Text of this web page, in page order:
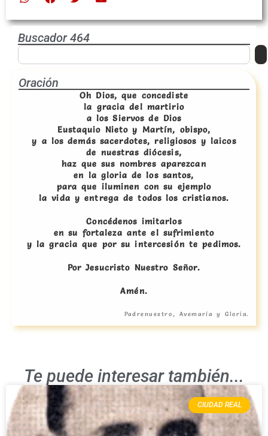
Buscador 464
Oración
Oh Dios, que concediste
la gracia del martirio
a los Siervos de Dios
Eustaquio Nieto y Martín, obispo,
y a los demás sacerdotes, religiosos y laicos
de nuestras diócesis,
haz que sus nombres aparezcan
en la gloria de los santos,
para que iluminen con su ejemplo
la vida y entrega de todos los cristianos.
Concédenos imitarlos
en su fortaleza ante el sufrimiento
y la gracia que por su intercesión te pedimos.
Por Jesucristo Nuestro Señor.
Amén.
Padrenuestro, Avemaría y Gloria.
Te puede interesar también...
CIUDAD REAL